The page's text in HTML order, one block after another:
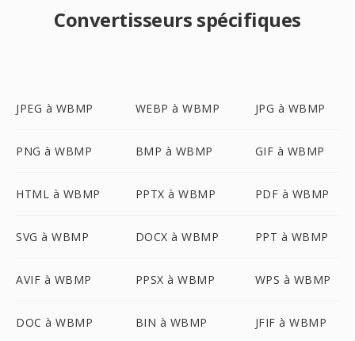
Convertisseurs spécifiques
JPEG à WBMP WEBP à WBMP JPG à WBMP
PNG à WBMP BMP à WBMP GIF à WBMP
HTML à WBMP PPTX à WBMP PDF à WBMP
SVG à WBMP DOCX à WBMP PPT à WBMP
AVIF à WBMP PPSX à WBMP WPS à WBMP
DOC à WBMP BIN à WBMP JFIF à WBMP